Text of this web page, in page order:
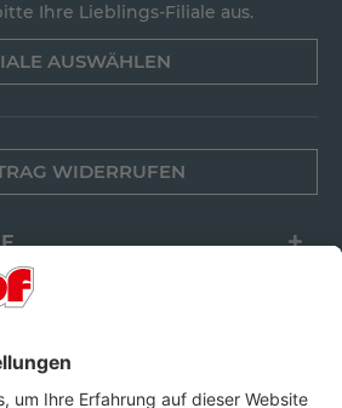
Ihre Lieblings-Filiale aus.
AUSWÄHLEN
WIDERRUFEN